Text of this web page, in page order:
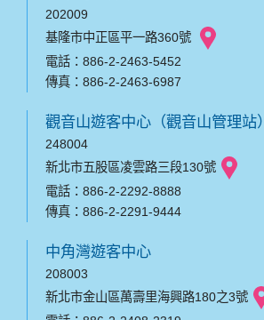
202009
基隆市中正區平一路360號
電話：886-2-2463-5452
傳真：886-2-2463-6987
觀音山遊客中心（觀音山管理站）
248004
新北市五股區凌雲路三段130號
電話：886-2-2292-8888
傳真：886-2-2291-9444
中角灣遊客中心
208003
新北市金山區萬壽里海興路180之3號